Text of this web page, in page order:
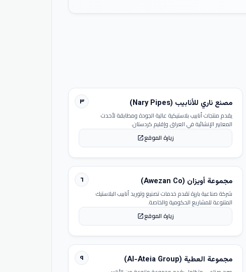
٣ مصنع ناري للأنابيب (Nary Pipes)
يقدم منتجات أنابيب بلاستيكية عالية الجودة ومطابقة لأحدث
المعايير الإنشائية في العراق وإقليم كردستان.
زيارة الموقعopen_in_new
٦ مجموعة أويزان (Awezan Co)
شركة صناعية بارزة تقدم خدمات تصنيع وتوريد أنابيب البلاستيك
المتنوعة للمشاريع الحكومية والخاصة.
زيارة الموقعopen_in_new
٩ مجموعة العطية (Al-Ateia Group)